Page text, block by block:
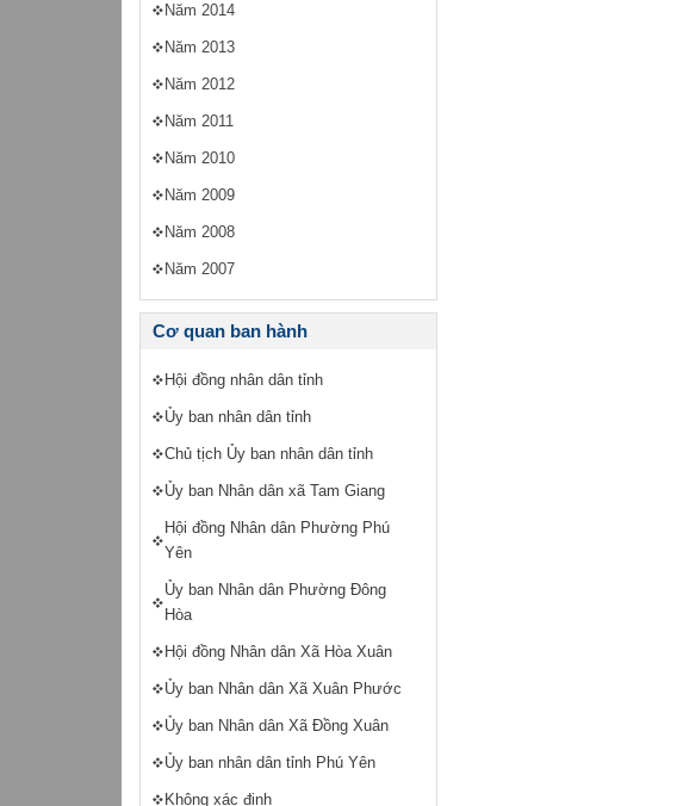
Năm 2014
Năm 2013
Năm 2012
Năm 2011
Năm 2010
Năm 2009
Năm 2008
Năm 2007
Cơ quan ban hành
Hội đồng nhân dân tỉnh
Ủy ban nhân dân tỉnh
Chủ tịch Ủy ban nhân dân tỉnh
Ủy ban Nhân dân xã Tam Giang
Hội đồng Nhân dân Phường Phú
Yên
Ủy ban Nhân dân Phường Đông
Hòa
Hội đồng Nhân dân Xã Hòa Xuân
Ủy ban Nhân dân Xã Xuân Phước
Ủy ban Nhân dân Xã Đồng Xuân
Ủy ban nhân dân tỉnh Phú Yên
Không xác định